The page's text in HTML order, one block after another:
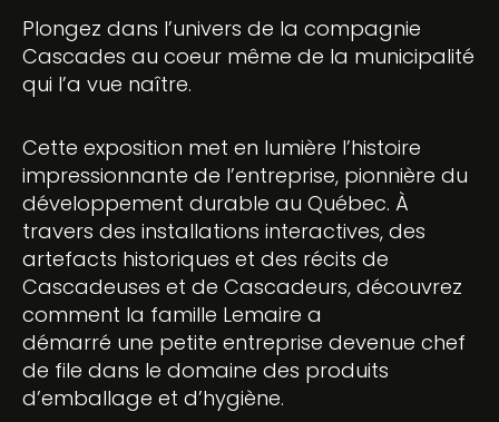
Plongez dans l’univers de la compagnie
Cascades au coeur même de la municipalité
qui l’a vue naître.
Cette exposition met en lumière l’histoire
impressionnante de l’entreprise, pionnière du
développement durable au Québec. À
travers des installations interactives, des
artefacts historiques et des récits de
Cascadeuses et de Cascadeurs, découvrez
comment la famille Lemaire a
démarré une petite entreprise devenue chef
de file dans le domaine des produits
d’emballage et d’hygiène.